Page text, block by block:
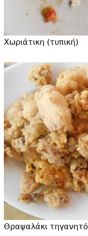
Χωριάτικη (τυπική)
Θραψαλάκι τηγανητό